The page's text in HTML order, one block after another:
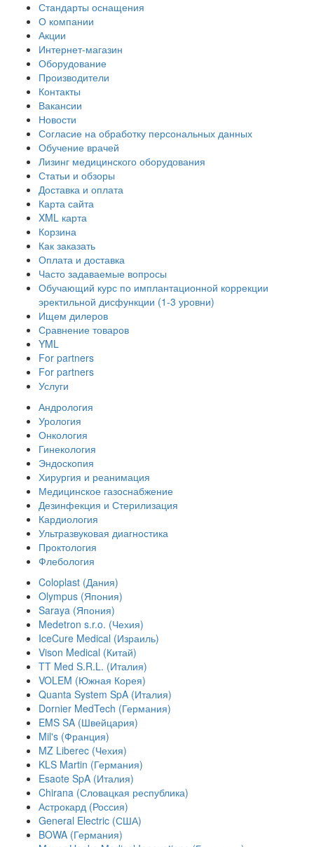
Стандарты оснащения
О компании
Акции
Интернет-магазин
Оборудование
Производители
Контакты
Вакансии
Новости
Согласие на обработку персональных данных
Обучение врачей
Лизинг медицинского оборудования
Статьи и обзоры
Доставка и оплата
Карта сайта
XML карта
Корзина
Как заказать
Оплата и доставка
Часто задаваемые вопросы
Обучающий курс по имплантационной коррекции
эректильной дисфункции (1-3 уровни)
Ищем дилеров
Сравнение товаров
YML
For partners
For partners
Услуги
Андрология
Урология
Онкология
Гинекология
Эндоскопия
Хирургия и реанимация
Медицинское газоснабжение
Дезинфекция и Стерилизация
Кардиология
Ультразвуковая диагностика
Проктология
Флебология
Coloplast (Дания)
Olympus (Япония)
Saraya (Япония)
Medetron s.r.o. (Чехия)
IceCure Medical (Израиль)
Vison Medical (Китай)
TT Med S.R.L. (Италия)
VOLEM (Южная Корея)
Quanta System SpA (Италия)
Dornier MedTech (Германия)
EMS SA (Швейцария)
Mil's (Франция)
MZ Liberec (Чехия)
KLS Martin (Германия)
Esaote SpA (Италия)
Chirana (Словацкая республика)
Астрокард (Россия)
General Electric (США)
BOWA (Германия)